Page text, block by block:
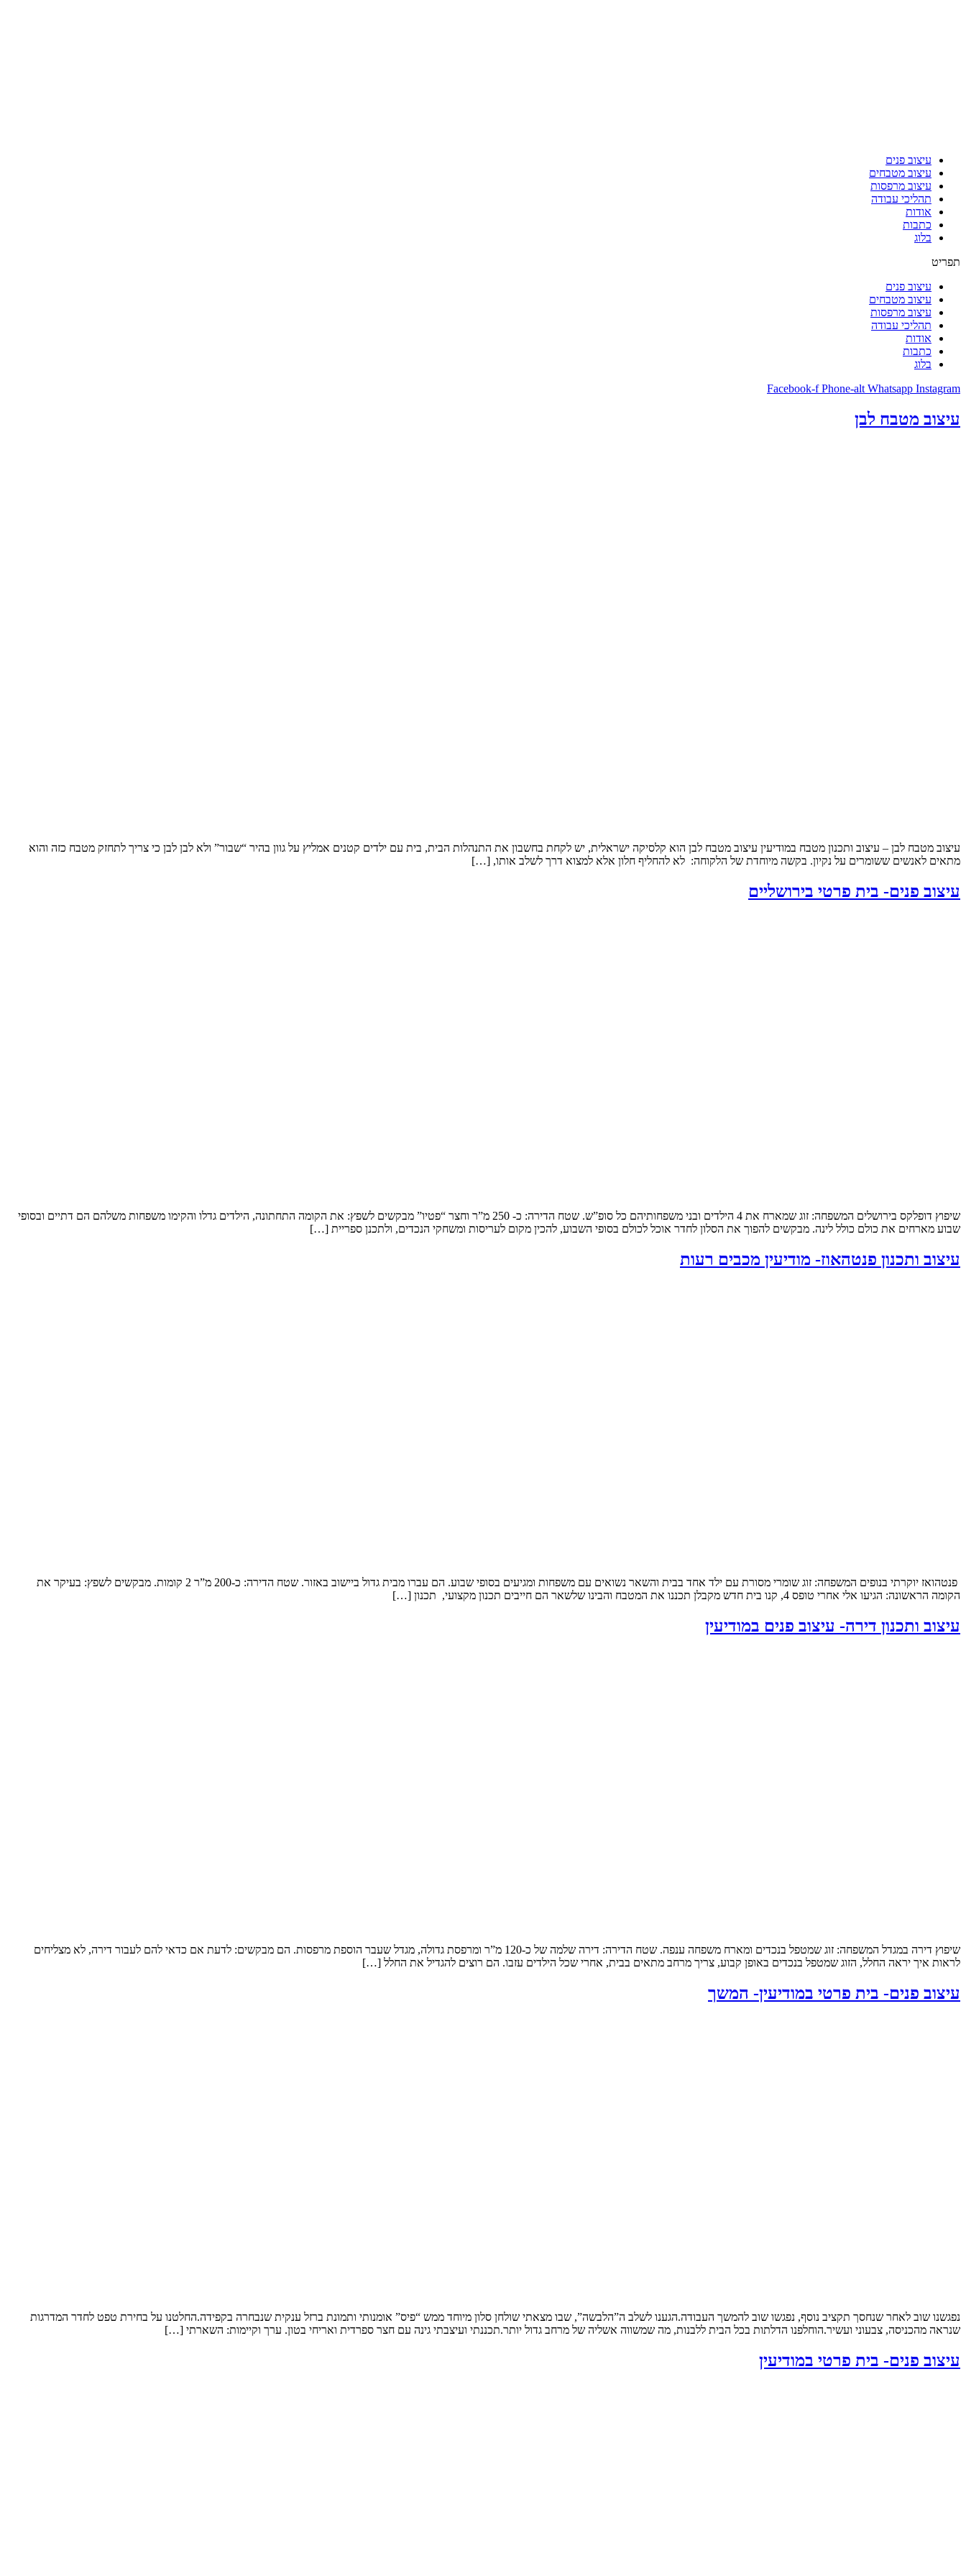
עיצוב פנים
עיצוב מטבחים
עיצוב מרפסות
תהליכי עבודה
אודות
כתבות
בלוג
תפריט
עיצוב פנים
עיצוב מטבחים
עיצוב מרפסות
תהליכי עבודה
אודות
כתבות
בלוג
Facebook-f Phone-alt Whatsapp Instagram
עיצוב מטבח לבן
עיצוב מטבח לבן – עיצוב ותכנון מטבח במודיעין עיצוב מטבח לבן הוא קלסיקה ישראלית, יש לקחת בחשבון את התנהלות הבית, בית עם ילדים קטנים אמליץ על גוון בהיר “שבור” ולא לבן לבן כי צריך לתחזק מטבח כזה והוא
מתאים לאנשים ששומרים על נקיון. בקשה מיוחדת של הלקוחה: לא להחליף חלון אלא למצוא דרך לשלב אותו, […]
עיצוב פנים- בית פרטי בירושליים
שיפוץ דופלקס בירושלים המשפחה: זוג שמארח את 4 הילדים ובני משפחותיהם כל סופ”ש. שטח הדירה: כ- 250 מ”ר וחצר “פטיו” מבקשים לשפץ: את הקומה התחתונה, הילדים גדלו והקימו משפחות משלהם הם דתיים ובסופי
שבוע מארחים את כולם כולל לינה. מבקשים להפוך את הסלון לחדר אוכל לכולם בסופי השבוע, להכין מקום לעריסות ומשחקי הנכדים, ולתכנן ספריית […]
עיצוב ותכנון פנטהאוז- מודיעין מכבים רעות
פנטהואז יוקרתי בנופים המשפחה: זוג שומרי מסורת עם ילד אחד בבית והשאר נשואים עם משפחות ומגיעים בסופי שבוע. הם עברו מבית גדול ביישוב באזור. שטח הדירה: כ-200 מ”ר 2 קומות. מבקשים לשפץ: בעיקר את
הקומה הראשונה: הגיעו אלי אחרי טופס 4, קנו בית חדש מקבלן תכננו את המטבח והבינו שלשאר הם חייבים תכנון מקצועי, תכנון […]
עיצוב ותכנון דירה- עיצוב פנים במודיעין
שיפוץ דירה במגדל המשפחה: זוג שמטפל בנכדים ומארח משפחה ענפה. שטח הדירה: דירה שלמה של כ-120 מ”ר ומרפסת גדולה, מגדל שעבר הוספת מרפסות. הם מבקשים: לדעת אם כדאי להם לעבור דירה, לא מצליחים
לראות איך יראה החלל, הזוג שמטפל בנכדים באופן קבוע, צריך מרחב מתאים בבית, אחרי שכל הילדים עזבו. הם רוצים להגדיל את החלל […]
עיצוב פנים- בית פרטי במודיעין- המשך
נפגשנו שוב לאחר שנחסך תקציב נוסף, נפגשו שוב להמשך העבודה.הגענו לשלב ה”הלבשה”, שבו מצאתי שולחן סלון מיוחד ממש “פיס” אומנותי ותמונת ברזל ענקית שנבחרה בקפידה.החלטנו על בחירת טפט לחדר המדרגות
שנראה מהכניסה, צבעוני ועשיר.הוחלפנו הדלתות בכל הבית ללבנות, מה שמשווה אשליה של מרחב גדול יותר.תכננתי ועיצבתי גינה עם חצר ספרדית ואריחי בטון. ערך וקיימות: השארתי […]
עיצוב פנים- בית פרטי במודיעין